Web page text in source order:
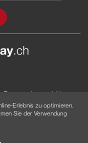
Datenschutzerklärung
WASSER
Erlebnis zu optimieren.
Sie der Verwendung